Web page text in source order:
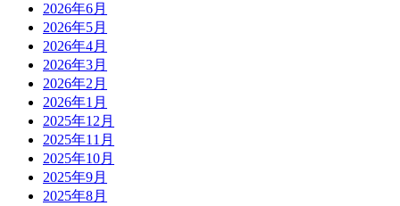
2026年6月
2026年5月
2026年4月
2026年3月
2026年2月
2026年1月
2025年12月
2025年11月
2025年10月
2025年9月
2025年8月